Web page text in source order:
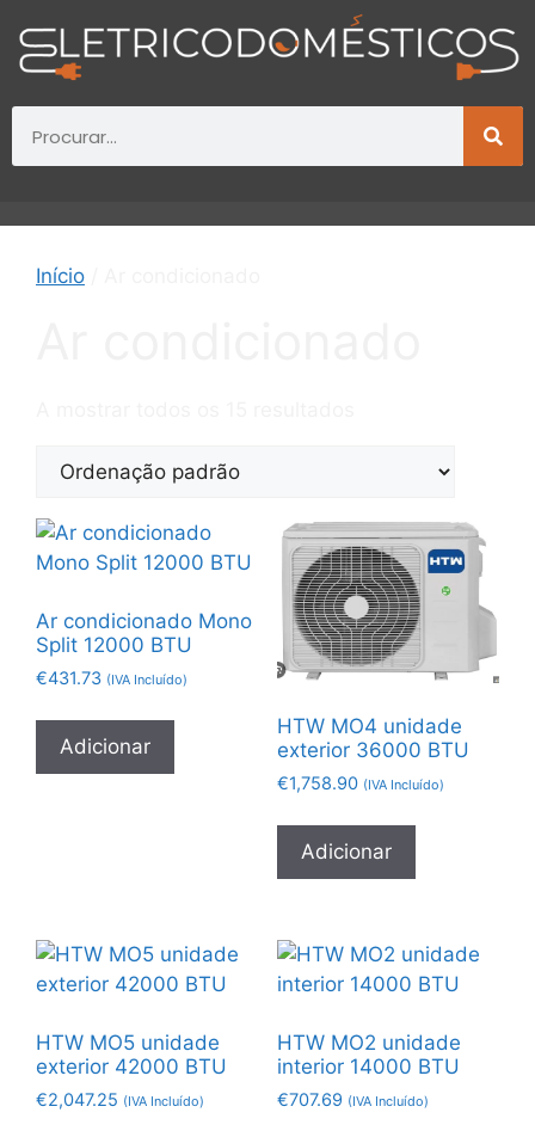
Início
Ar condicionado Mono
Split 12000 BTU
€431.73 (IVA Incluído)
Adicionar
HTW MO4 unidade
exterior 36000 BTU
€1,758.90 (IVA Incluído)
Adicionar
HTW MO5 unidade
exterior 42000 BTU
€2,047.25 (IVA Incluído)
HTW MO2 unidade
interior 14000 BTU
€707.69 (IVA Incluído)